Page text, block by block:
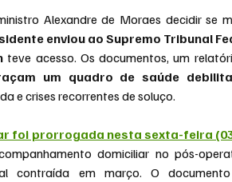
Alexandre de Moraes decidir se
enviou ao Supremo Tribunal
teve acesso. Os documentos, um
um quadro de saúde
e crises recorrentes de soluço.
foi prorrogada nesta sexta-feira
domiciliar no pós-
contraída em março. O